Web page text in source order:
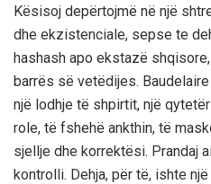
Kësisoj depërtojmë në një
dhe ekzistenciale, sepse te
hashash apo ekstazë
barrës së vetëdijes.
një lodhje të shpirtit, një
role, të fshehë ankthin, të
sjellje dhe korrektësi. Prandaj
kontrolli. Dehja, për të, ishte